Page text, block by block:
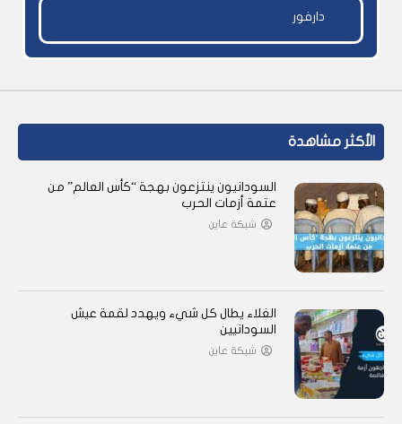
دارفور
الأكثر مشاهدة
السودانيون ينتزعون بهجة “كأس العالم” من
عتمة أزمات الحرب
شبكة عاين
الغلاء يطال كل شيء ويهدد لقمة عيش
السودانيين
شبكة عاين